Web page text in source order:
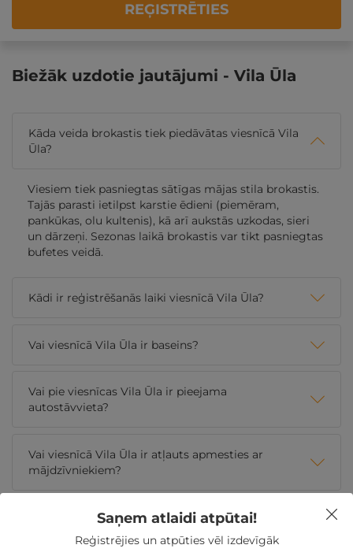
REĢISTRĒTIES
Biežāk uzdotie jautājumi - Vila Ūla
Kāda veida brokastis tiek piedāvātas viesnīcā Vila
Ūla?
Viesiem tiek pasniegtas sātīgas mājas stila brokastis.
Tajās parasti ietilpst karstie ēdieni (piemēram,
pankūkas, olu kultenis), kā arī aukstās uzkodas, sieri
un dārzeņi. Sezonas laikā brokastis var tikt pasniegtas
bufetes veidā.
Kādi ir reģistrēšanās laiki viesnīcā Vila Ūla?
Vai viesnīcā Vila Ūla ir baseins?
Vai pie viesnīcas Vila Ūla ir pieejama
autostāvvieta?
Vai viesnīcā Vila Ūla ir atļauts apmesties ar
mājdzīvniekiem?
Nekādasapkalpošanas un administrācijas
Saņem atlaidi atpūtai!
Reģistrējies un atpūties vēl izdevīgāk